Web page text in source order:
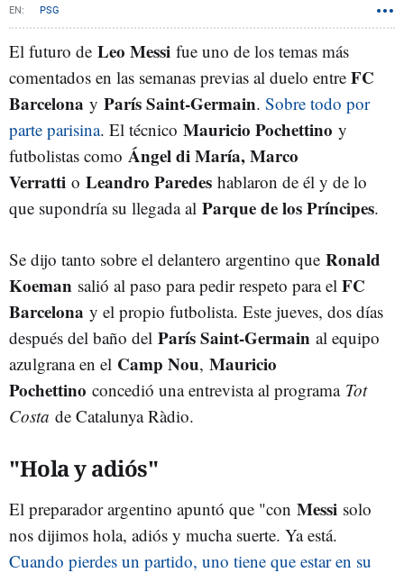
PSG
El futuro de Leo Messi fue uno de los temas más
comentados en las semanas previas al duelo entre FC
Barcelona y París Saint-Germain. Sobre todo por
parte parisina. El técnico Mauricio Pochettino y
futbolistas como Ángel di María, Marco
Verratti o Leandro Paredes hablaron de él y de lo
que supondría su llegada al Parque de los Príncipes.
Se dijo tanto sobre el delantero argentino que Ronald
Koeman salió al paso para pedir respeto para el FC
Barcelona y el propio futbolista. Este jueves, dos días
después del baño del París Saint-Germain al equipo
azulgrana en el Camp Nou, Mauricio
Pochettino concedió una entrevista al programa Tot
Costa de Catalunya Ràdio.
"Hola y adiós"
El preparador argentino apuntó que "con Messi solo
nos dijimos hola, adiós y mucha suerte. Ya está.
Cuando pierdes un partido, uno tiene que estar en su